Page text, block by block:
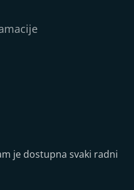
je dostupna svaki radni